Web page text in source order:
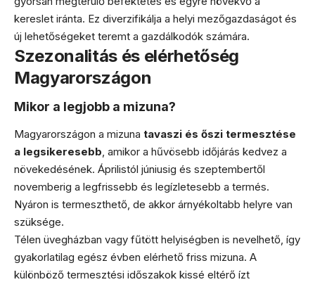
kereslet iránta. Ez diverzifikálja a helyi mezőgazdaságot és
új lehetőségeket teremt a gazdálkodók számára.
Szezonalitás és elérhetőség
Magyarországon
Mikor a legjobb a mizuna?
Magyarországon a mizuna tavaszi és őszi termesztése
a legsikeresebb , amikor a hűvösebb időjárás kedvez a
növekedésének. Áprilistól júniusig és szeptembertől
novemberig a legfrissebb és legízletesebb a termés.
Nyáron is termeszthető, de akkor árnyékoltabb helyre van
szüksége.
Télen üvegházban vagy fűtött helyiségben is nevelhető, így
gyakorlatilag egész évben elérhető friss mizuna. A
különböző termesztési időszakok kissé eltérő ízt